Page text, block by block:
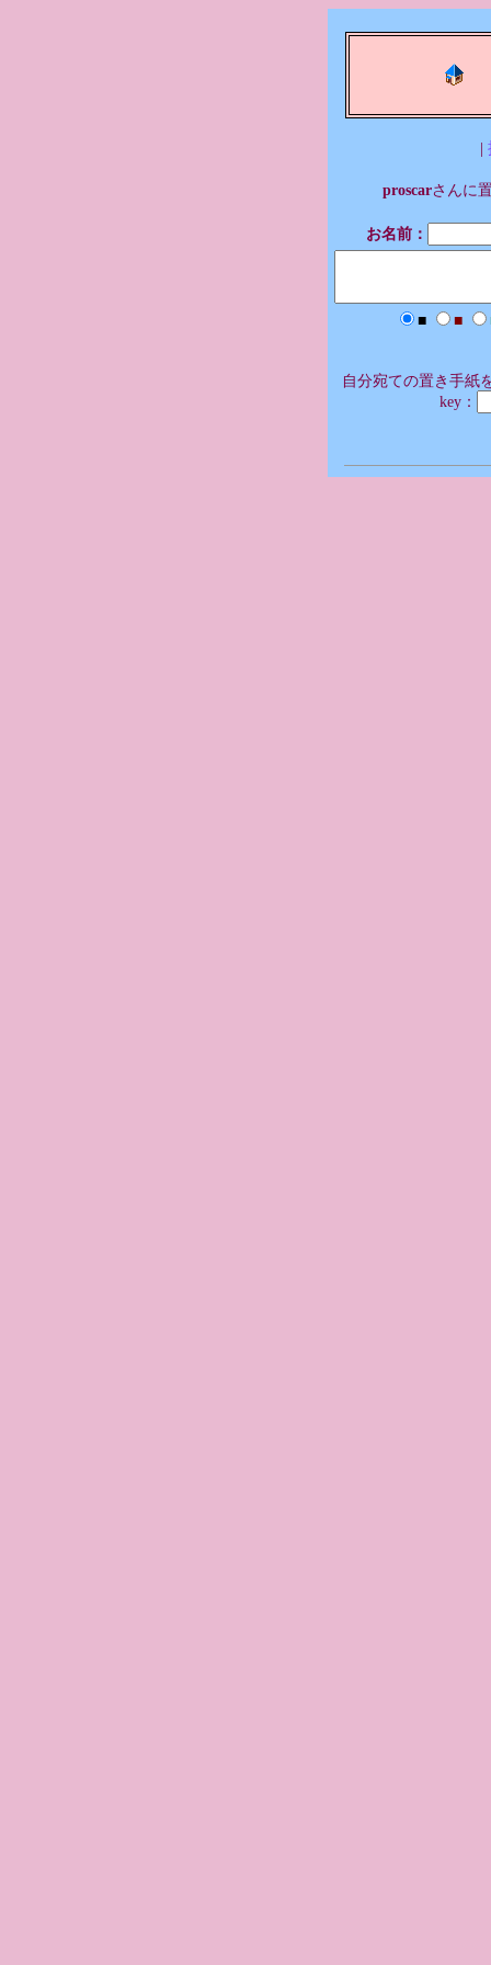
|
proscarさんに
お名前：
■ ■
自分宛ての置き手紙
key：